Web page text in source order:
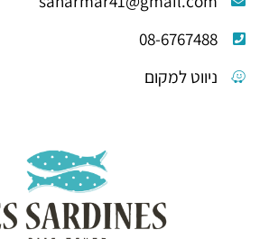
08-6767488
ניווט למקום